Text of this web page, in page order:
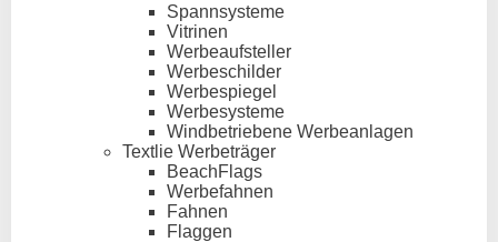
Spannsysteme
Vitrinen
Werbeaufsteller
Werbeschilder
Werbespiegel
Werbesysteme
Windbetriebene Werbeanlagen
Textlie Werbeträger
BeachFlags
Werbefahnen
Fahnen
Flaggen